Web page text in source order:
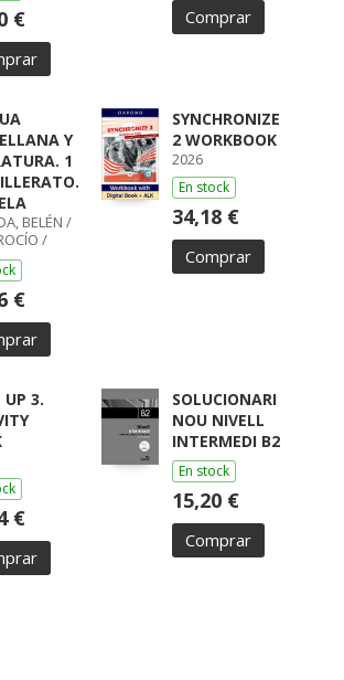
€ Comprar
Y
1
BELÉN /
/
SILVIA /
/
/ LODÍN,
/
MARÍA /
ECHEVA
€
SYNCHRONIZE
2 WORKBOOK
2026
En stock
34,18 €
Comprar
UP 3.
€
SOLUCIONARI
NOU NIVELL
INTERMEDI B2
En stock
15,20 €
Comprar